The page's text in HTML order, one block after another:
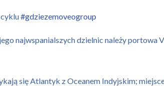
#gdziezemoveogroup
najwspanialszych dzielnic należy
się Atlantyk z Oceanem Indyjskim;